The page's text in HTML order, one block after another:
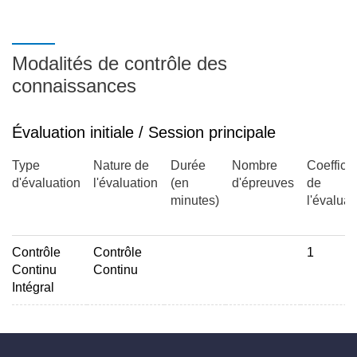
Modalités de contrôle des
connaissances
Évaluation initiale / Session principale
Type
d'évaluation
Nature de
l'évaluation
Durée
(en
minutes)
Nombre
d'épreuves
de
Contrôle
Continu
Intégral
Contrôle
Continu
1